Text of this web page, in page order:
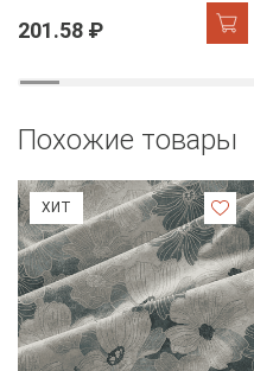
201.58 ₽
Похожие товары
ХИТ